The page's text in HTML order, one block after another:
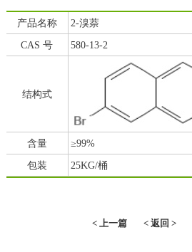
产品名称
2-溴萘
CAS 号
580-13-2
结构式
含量
≥99%
包装
25KG/桶
< 上一篇 < 返回 >